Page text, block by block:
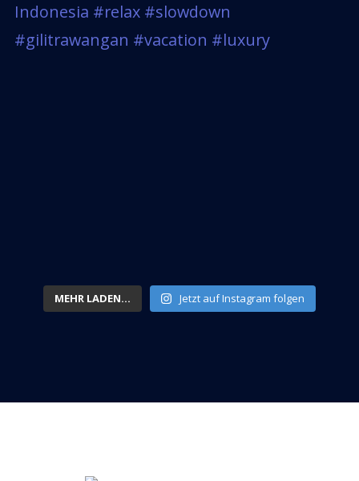
MEHR LADEN... Jetzt auf Instagram folgen